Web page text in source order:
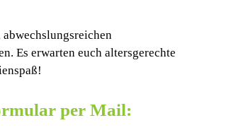
Es erwarten euch altersgerechte
per Mail: